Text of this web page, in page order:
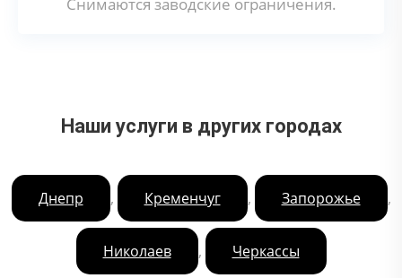
Наши услуги в других городах
Днепр , Кременчуг , Запорожье ,
Николаев , Черкассы